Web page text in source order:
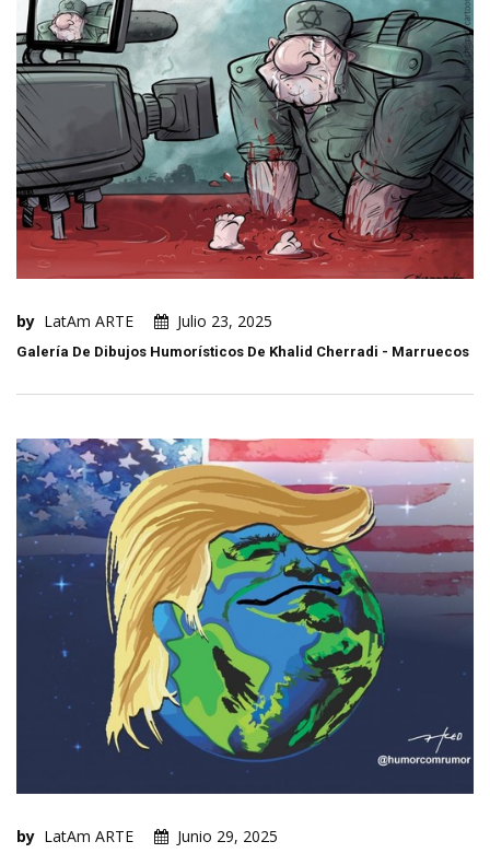
by LatAm ARTE Julio 23, 2025
Galería De Dibujos Humorísticos De Khalid Cherradi - Marruecos
by LatAm ARTE Junio 29, 2025